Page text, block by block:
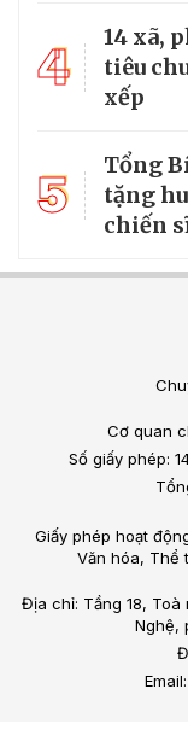
4
14 xã,
tiêu
xếp
5
Tổng
tặng
chiến
Cơ quan
Số giấy phép:
Giấy phép hoạt
Văn hóa, Thể
Địa chỉ: Tầng 18,
Nghệ,